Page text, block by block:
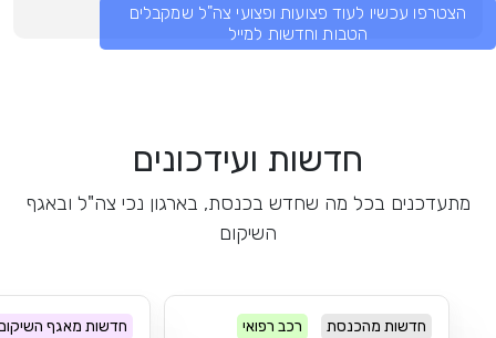
הצטרפו עכשיו לעוד פצועות ופצועי צה"ל שמקבלים
הטבות וחדשות למייל
חדשות ועידכונים
מתעדכנים בכל מה שחדש בכנסת, בארגון נכי צה"ל ובאגף
השיקום
חדשות מהכנסת רכב רפואי חדשות מאגף